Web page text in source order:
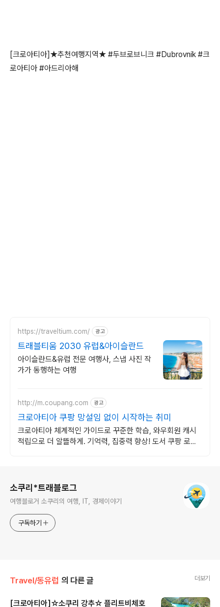
[크로아티아]★추천여행지역★ #두브로브니크 #Dubrovnik #크
로아티아 #아드리아해
https://traveltium.com/ 광고
트래블티움 2030 유럽&아이슬란드
아이슬란드&유럽 전문 여행사, 스냅 사진 작
가가 동행하는 여행
http://m.coupang.com 광고
크로아티아 쿠팡 망설임 없이 시작하는 취미
크로아티아 체계적인 가이드로 꾸준한 학습, 와우회원 캐시
적립으로 더 알뜰하게. 기억력, 집중력 향상! 도서 쿠팡 로켓
소쿠리*트래블로그
여행블로거 소쿠리의 여행, IT, 경제이야기
구독하기
Travel/동유럽 의 다른 글 더보기
[크로아티아]☆소쿠리 강추☆ 플리트비체호